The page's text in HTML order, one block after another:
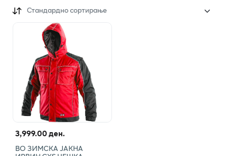
Стандардно сортирање
3,999.00 ден.
ВО ЗИМСКА ЈАКНА